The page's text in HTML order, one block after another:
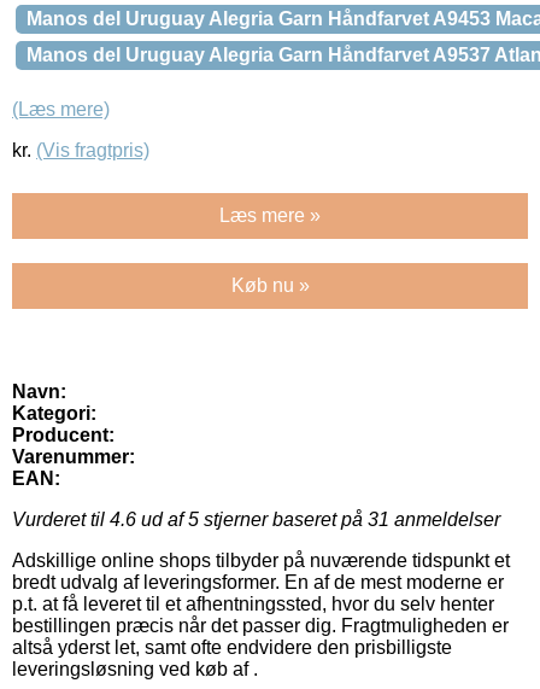
Manos del Uruguay Alegria Garn Håndfarvet A9453
Manos del Uruguay Alegria Garn Håndfarvet A9537
(Læs mere)
kr. (Vis fragtpris)
Læs mere »
Køb nu »
Navn:
Kategori:
Producent:
Varenummer:
EAN:
Vurderet til 4.6 ud af 5 stjerner baseret på 31 anmeldelser
Adskillige online shops tilbyder på nuværende tidspunkt et
bredt udvalg af leveringsformer. En af de mest moderne er
p.t. at få leveret til et afhentningssted, hvor du selv henter
bestillingen præcis når det passer dig. Fragtmuligheden er
altså yderst let, samt ofte endvidere den prisbilligste
leveringsløsning ved køb af .